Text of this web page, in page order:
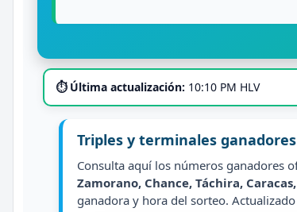
⏱ Última actualización: 10:10 PM HLV
Triples y terminales
Consulta aquí los números ganadores
Zamorano, Chance, Táchira,
ganadora y hora del sorteo.